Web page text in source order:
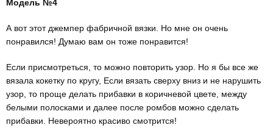
Модель №4
А вот этот джемпер фабричной вязки. Но мне он очень
понравился! Думаю вам он тоже понравится!
Если присмотреться, то можно повторить узор. Но я бы все же
вязала кокетку по кругу, Если вязать сверху вниз и не нарушить
узор, то проще делать прибавки в коричневой цвете, между
белыми полосками и далее после ромбов можно сделать
прибавки. Невероятно красиво смотрится!